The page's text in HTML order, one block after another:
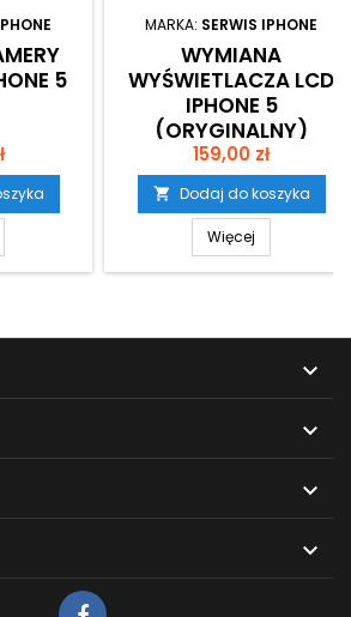
5
MARKA: SERWIS IPHONE
WYMIANA
WYŚWIETLACZA LCD
IPHONE 5
(ORYGINALNY)
Cena
159,00 zł
 Dodaj do koszyka
Więcej



